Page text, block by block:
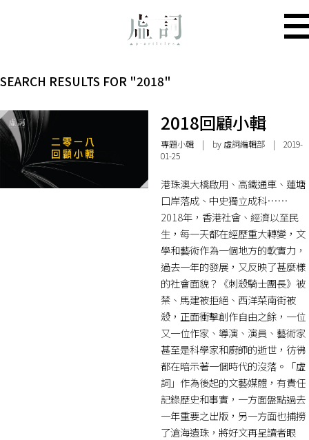
SEARCH RESULTS FOR "2018"
2018回顧小輯
專題小輯| by 虛詞編輯部 | 2019-
01-25
港珠澳大橋啟用、高鐵通車、蓮塘
口岸落成、中史獨立成科……
2018年，香港社會、經濟以至民
生，每一天都在經歷重大轉變，文
學和藝術作為一個地方的軟實力，
過去一年的發展，又反映了甚麼樣
的社會面貌？《刺殺騎士團長》被
禁、馬建被拒絕、西洋菜南街被
殺，正面衝擊創作自由之餘，一位
又一位作家、導演、演員、藝術家
甚至是科學家和廚師的逝世，彷彿
都在暗示著一個時代的沒落。「虛
詞」作為後起的文藝媒體，有責任
記錄歷史和事實，一方面盤點過去
一年重要之出版，另一方面也捕撈
了滄海遺珠，將好文再呈讀者眼